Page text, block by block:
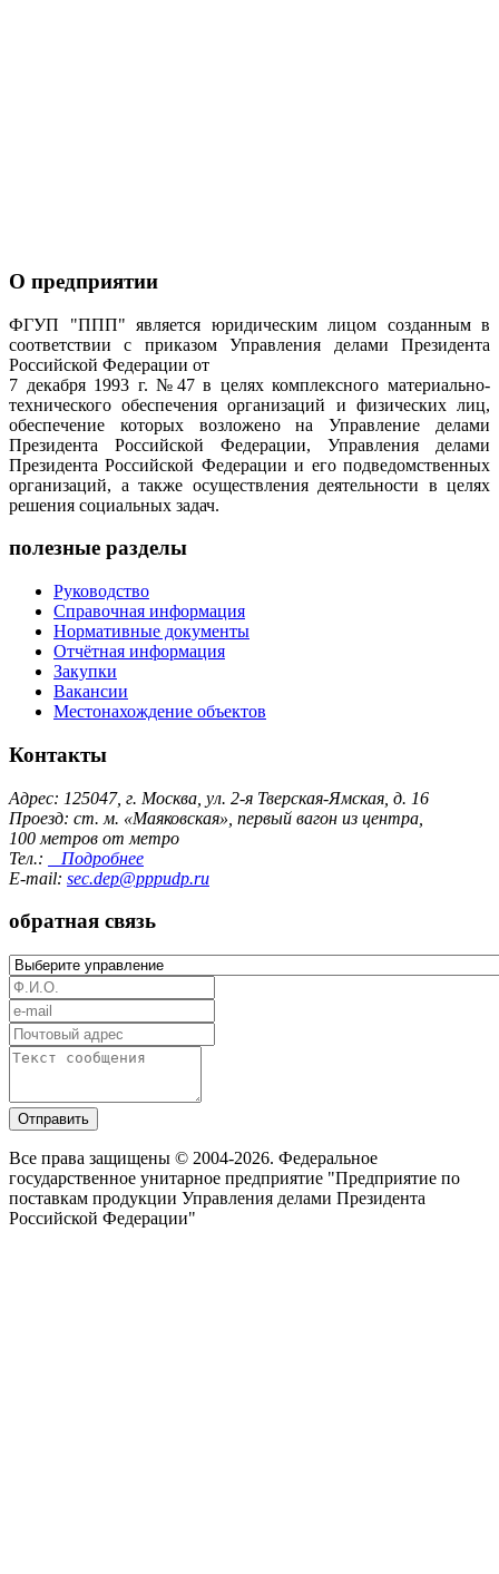
О предприятии
ФГУП "ППП" является юридическим лицом созданным в
соответствии с приказом Управления делами Президента
Российской Федерации от
7 декабря 1993 г. №47 в целях комплексного материально-
технического обеспечения организаций и физических лиц,
обеспечение которых возложено на Управление делами
Президента Российской Федерации, Управления делами
Президента Российской Федерации и его подведомственных
организаций, а также осуществления деятельности в целях
решения социальных задач.
полезные разделы
Руководство
Справочная информация
Нормативные документы
Отчётная информация
Закупки
Вакансии
Местонахождение объектов
Контакты
Адрес: 125047, г. Москва, ул. 2-я Тверская-Ямская, д. 16
Проезд: ст. м. «Маяковская», первый вагон из центра,
100 метров от метро
Тел.:
Подробнее
E-mail: sec.dep@pppudp.ru
обратная связь
Отправить
Все права защищены © 2004-2026. Федеральное
государственное унитарное предприятие "Предприятие по
поставкам продукции Управления делами Президента
Российской Федерации"